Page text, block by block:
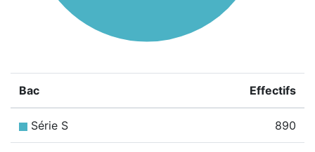
Bac Effectifs
Série S 890